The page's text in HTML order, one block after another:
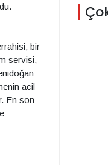
bir
servisi,
acil
En son